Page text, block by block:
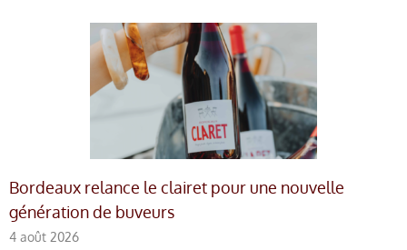
Bordeaux relance le clairet pour une nouvelle
génération de buveurs
4 août 2026